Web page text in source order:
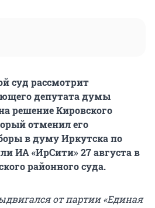
суд рассмотрит
депутата думы
решение Кировского
отменил его
в думу Иркутска по
ИА «ИрСити» 27 августа в
районного суда.
от партии «Единая